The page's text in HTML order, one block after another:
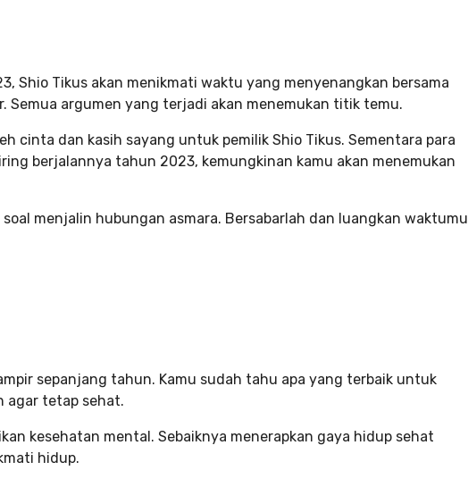
Shio Tikus akan menikmati waktu yang menyenangkan bersama
Semua argumen yang terjadi akan menemukan titik temu.
cinta dan kasih sayang untuk pemilik Shio Tikus. Sementara para
berjalannya tahun 2023, kemungkinan kamu akan menemukan
menjalin hubungan asmara. Bersabarlah dan luangkan waktumu
sepanjang tahun. Kamu sudah tahu apa yang terbaik untuk
agar tetap sehat.
kesehatan mental. Sebaiknya menerapkan gaya hidup sehat
hidup.